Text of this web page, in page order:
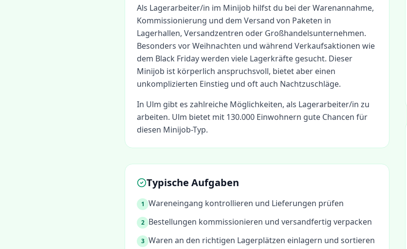
Als Lagerarbeiter/in im Minijob hilfst du bei der Warenannahme,
Kommissionierung und dem Versand von Paketen in
Lagerhallen, Versandzentren oder Großhandelsunternehmen.
Besonders vor Weihnachten und während Verkaufsaktionen wie
dem Black Friday werden viele Lagerkräfte gesucht. Dieser
Minijob ist körperlich anspruchsvoll, bietet aber einen
unkomplizierten Einstieg und oft auch Nachtzuschläge.
In Ulm gibt es zahlreiche Möglichkeiten, als Lagerarbeiter/in zu
arbeiten. Ulm bietet mit 130.000 Einwohnern gute Chancen für
diesen Minijob-Typ.
Typische Aufgaben
1 Wareneingang kontrollieren und Lieferungen prüfen
2 Bestellungen kommissionieren und versandfertig verpacken
3 Waren an den richtigen Lagerplätzen einlagern und sortieren